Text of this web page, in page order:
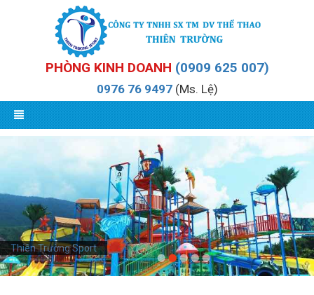
PHÒNG KINH DOANH (0909 625 007)
0976 76 9497(Ms. Lệ)
Thiên Trường Sport